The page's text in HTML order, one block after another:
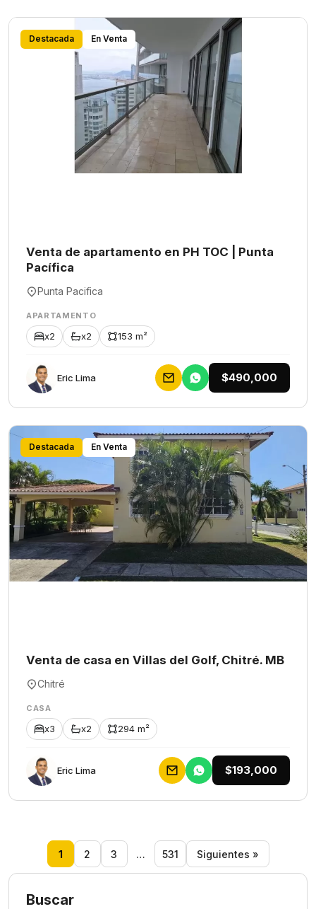
Destacada En Venta
Venta de apartamento en PH TOC | Punta
Pacífica
Punta Pacifica
APARTAMENTO
x2 x2 153 m²
Eric Lima $490,000
Destacada En Venta
Venta de casa en Villas del Golf, Chitré. MB
Chitré
CASA
x3 x2 294 m²
Eric Lima $193,000
1 2 3 … 531 Siguientes »
Buscar